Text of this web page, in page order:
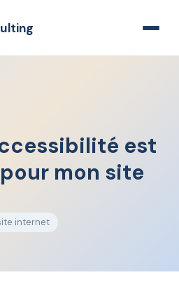
est
mon site
internet